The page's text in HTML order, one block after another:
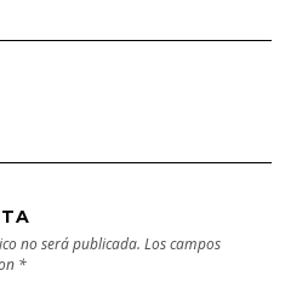
no será publicada. Los campos
*